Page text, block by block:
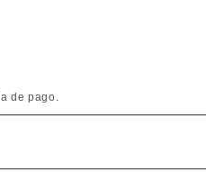
de pago.